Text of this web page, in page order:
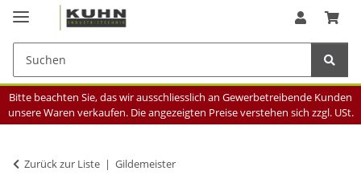
Bitte beachten Sie, das wir ausschliesslich an Gewerbetreibende Kunden
unsere Waren verkaufen. Die angezeigten Preise verstehen sich zzgl. USt.
Zurück zur Liste Gildemeister